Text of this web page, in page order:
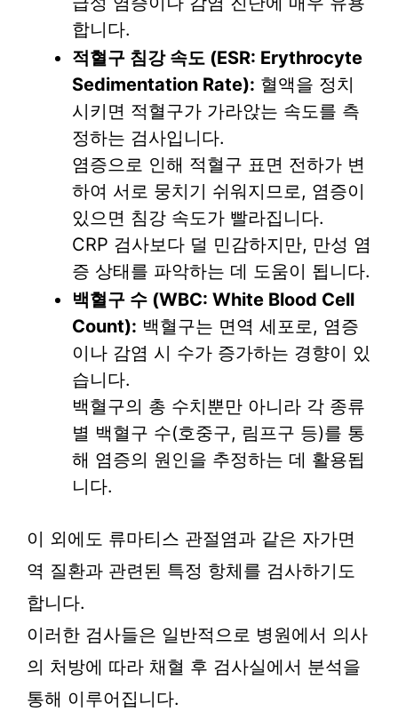
합니다.
적혈구 침강 속도 (ESR: Erythrocyte
Sedimentation Rate): 혈액을 정치
시키면 적혈구가 가라앉는 속도를 측
정하는 검사입니다.
염증으로 인해 적혈구 표면 전하가 변
하여 서로 뭉치기 쉬워지므로, 염증이
있으면 침강 속도가 빨라집니다.
CRP 검사보다 덜 민감하지만, 만성 염
증 상태를 파악하는 데 도움이 됩니다.
백혈구 수 (WBC: White Blood Cell
Count): 백혈구는 면역 세포로, 염증
이나 감염 시 수가 증가하는 경향이 있
습니다.
백혈구의 총 수치뿐만 아니라 각 종류
별 백혈구 수(호중구, 림프구 등)를 통
해 염증의 원인을 추정하는 데 활용됩
니다.
이 외에도 류마티스 관절염과 같은 자가면
역 질환과 관련된 특정 항체를 검사하기도
합니다.
이러한 검사들은 일반적으로 병원에서 의사
의 처방에 따라 채혈 후 검사실에서 분석을
통해 이루어집니다.